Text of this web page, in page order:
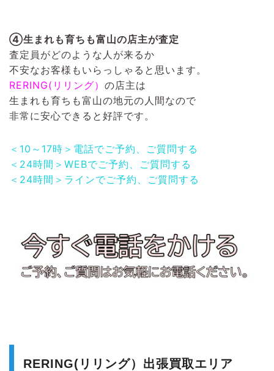
④生まれも育ちも富山の店主が査定
査定員がどのような人が来るか
不安なお客様もいらっしゃると思います。
RERING(リリング） の店主は
生まれも育ちも富山の地元の人間なので
非常に安心できると好評です。
＜10～17時＞電話でご予約、ご質問する
＜24時間＞WEBでご予約、ご質問する
＜24時間＞ラインでご予約、ご質問する
RERING(リリング）出張買取エリア